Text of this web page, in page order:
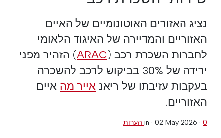
נציג האזורים האוטונומיים של האיים
האזוריים והמדיירה של האיגוד הלאומי
לחברות השכרת רכב (ARAC) הזהיר מפני
ירידה של 30% בביקוש לרכב להשכרה
בעקבות עזיבתו של ריאנ אייר מה איים
האזוריים.
in · 02 May 2026 · 0 הערות